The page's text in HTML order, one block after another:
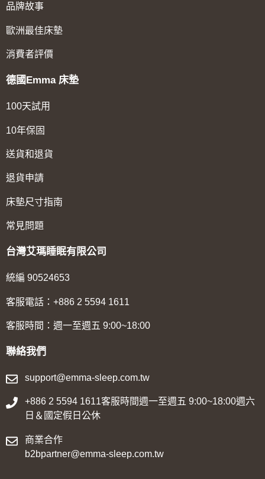
品牌故事
歐洲最佳床墊
消費者評價
德國Emma 床墊
100天試用
10年保固
送貨和退貨
退貨申請
床墊尺寸指南
常見問題
台灣艾瑪睡眠有限公司
統編 90524653
客服電話：+886 2 5594 1611
客服時間：週一至週五 9:00~18:00
聯絡我們
support@emma-sleep.com.tw
+886 2 5594 1611客服時間週一至週五 9:00~18:00週六
日＆國定假日公休
商業合作
b2bpartner@emma-sleep.com.tw